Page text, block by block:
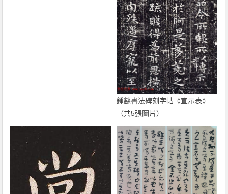
鍾繇書法碑刻字帖《宣示表》
（共5張圖片）